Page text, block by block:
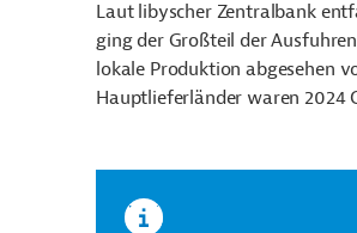
Laut libyscher Zentralbank
ging der Großteil der
lokale Produktion abgesehen
Hauptlieferländer waren 2024